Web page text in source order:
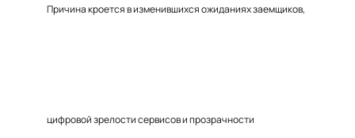
Причина кроется в изменившихся ожиданиях заемщиков,
цифровой зрелости сервисов и прозрачности